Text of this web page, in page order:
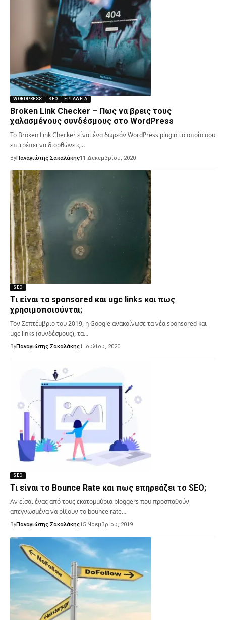
WORDPRESS SEO ΕΡΓΑΛΕΊΑ
Broken Link Checker – Πως να βρεις τους
χαλασμένους συνδέσμους στο WordPress
Το Broken Link Checker είναι ένα δωρεάν WordPress plugin το οποίο σου
επιτρέπει να διορθώνεις…
ByΠαναγιώτης Σακαλάκης11 Δεκεμβρίου, 2020
SEO
Τι είναι τα sponsored και ugc links και πως
χρησιμοποιούνται;
Τον Σεπτέμβριο του 2019, η Google ανακοίνωσε τα νέα sponsored και
ugc links (συνδέσμους), τα…
ByΠαναγιώτης Σακαλάκης1 Ιουλίου, 2020
SEO
Τι είναι το Bounce Rate και πως επηρεάζει το SEO;
Αν είσαι ένας από τους εκατομμύρια bloggers που προσπαθούν
απεγνωσμένα να ρίξουν το bounce rate…
ByΠαναγιώτης Σακαλάκης15 Νοεμβρίου, 2019